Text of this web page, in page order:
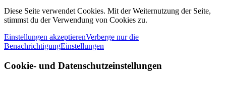
Diese Seite verwendet Cookies. Mit der Weiternutzung der Seite,
stimmst du der Verwendung von Cookies zu.
Einstellungen akzeptierenVerberge nur die
BenachrichtigungEinstellungen
Cookie- und Datenschutzeinstellungen